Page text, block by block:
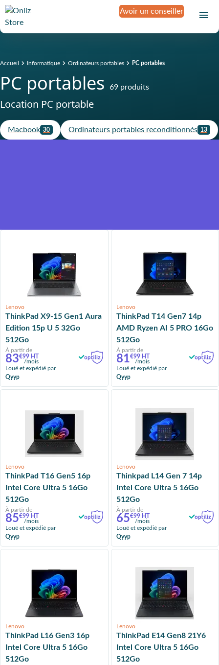
Avoir un conseiller
Accueil Informatique Ordinateurs portables PC portables
PC portables 69 produits
Location PC portable
Macbook 30 Ordinateurs portables reconditionnés 13
Lenovo
ThinkPad X9-15 Gen1 Aura
Edition 15p U 5 32Go
512Go
À partir de
83€99 HT
/mois
Loué et expédié par
Qyyp
Lenovo
ThinkPad T14 Gen7 14p
AMD Ryzen AI 5 PRO 16Go
512Go
À partir de
81€99 HT
/mois
Loué et expédié par
Qyyp
Lenovo
ThinkPad T16 Gen5 16p
Intel Core Ultra 5 16Go
512Go
À partir de
85€99 HT
/mois
Loué et expédié par
Qyyp
Lenovo
Thinkpad L14 Gen 7 14p
Intel Core Ultra 5 16Go
512Go
À partir de
65€99 HT
/mois
Loué et expédié par
Qyyp
Lenovo
ThinkPad L16 Gen3 16p
Intel Core Ultra 5 16Go
512Go
Lenovo
ThinkPad E14 Gen8 21Y6
Intel Core Ultra 5 16Go
512Go